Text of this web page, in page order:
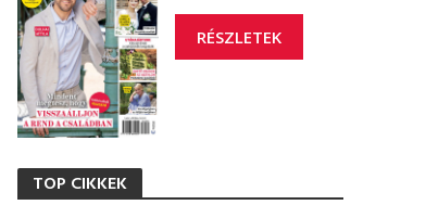
RÉSZLETEK
TOP CIKKEK